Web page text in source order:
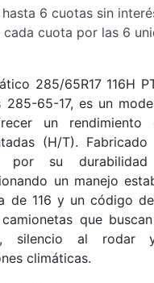
hasta 6 cuotas sin
cada cuota por las 6
285/65R17 116H
285-65-17, es un
un rendimiento
(H/T).
por su
un manejo
de 116 y un código
que
silencio al rodar
climáticas.